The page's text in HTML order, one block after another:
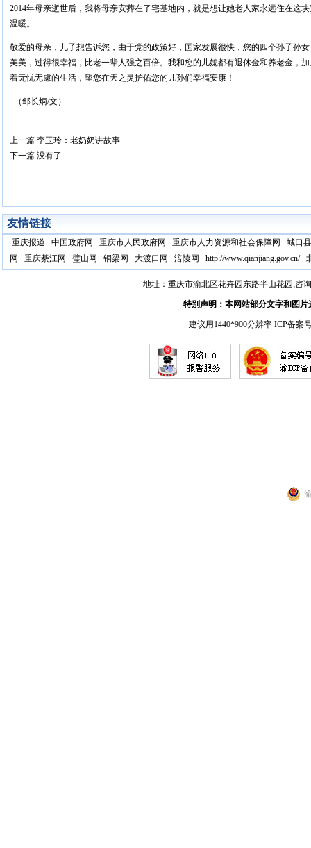
2014年母亲逝世后，我将母亲安葬在了宅基地内，就是想让她老人家永远住在这
温暖。
敬爱的母亲，儿子想告诉您，由于党的政策好，国家发展很快，您的四个孙子孙
美美，过得很幸福，比老一辈人强之百倍。我和您的儿媳都有退休金和养老金，
着无忧无慮的生活，望您在天之灵护佑您的儿孙们幸福安康！
（邹长炳/文）
上一篇 李玉玲：老奶奶讲故事
下一篇 没有了
友情链接
重庆报道 中国政府网 重庆市人民政府网 重庆市人力资源和社会保障网
城口
网
重庆綦江网 璧山网 铜梁网 大渡口网 涪陵网 http://www.qianjiang.gov.cn/
地址：重庆市渝北区花卉园东路半山花园;咨
特别声明：本网站部分文字和图
建议用1440*900分辨率 ICP备案